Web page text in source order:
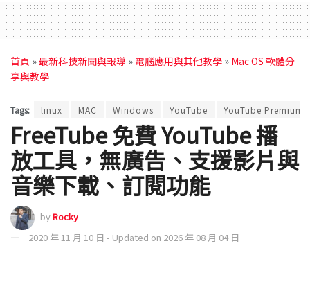
首頁 »最新科技新聞與報導 » 電腦應用與其他教學 » Mac OS 軟體分
享與教學
Tags: linux MAC Windows YouTube YouTube Premium
FreeTube 免費 YouTube 播
放工具，無廣告、支援影片與
音樂下載、訂閱功能
byRocky
2020 年 11 月 10 日 - Updated on 2026 年 08 月 04 日